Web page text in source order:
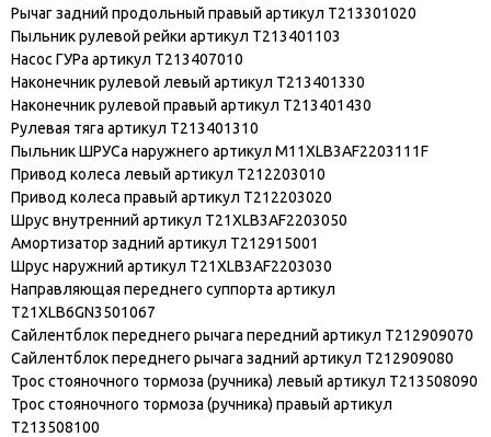
Рычаг задний продольный правый артикул T213301020
Пыльник рулевой рейки артикул T213401103
Насос ГУРа артикул T213407010
Наконечник рулевой левый артикул T213401330
Наконечник рулевой правый артикул T213401430
Рулевая тяга артикул T213401310
Пыльник ШРУСа наружнего артикул M11XLB3AF2203111F
Привод колеса левый артикул T212203010
Привод колеса правый артикул T212203020
Шрус внутренний артикул T21XLB3AF2203050
Амортизатор задний артикул T212915001
Шрус наружний артикул T21XLB3AF2203030
Направляющая переднего суппорта артикул
T21XLB6GN3501067
Сайлентблок переднего рычага передний артикул T212909070
Сайлентблок переднего рычага задний артикул T212909080
Трос стояночного тормоза (ручника) левый артикул T213508090
Трос стояночного тормоза (ручника) правый артикул
T213508100